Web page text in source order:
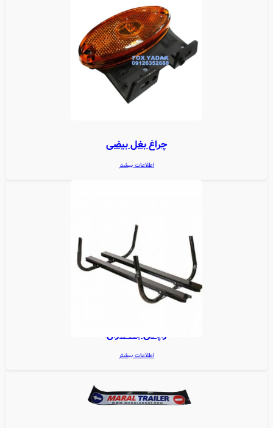
چراغ بغل بیضی
اطلاعات بیشتر
زاپاس بند مارال
اطلاعات بیشتر